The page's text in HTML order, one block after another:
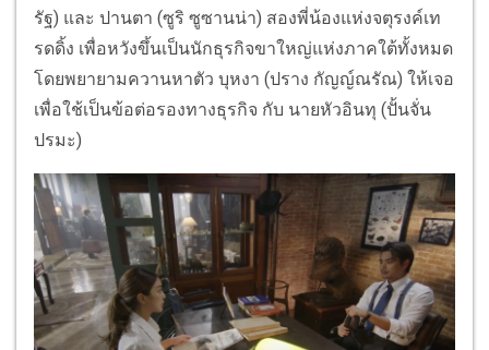
รัฐ) และ ปานตา (ซูริ ซูซานน่า) สองพี่น้องแห่งจตุรงค์เท
รดดิ้ง เพื่อหวังขึ้นเป็นนักธุรกิจขาใหญ่แห่งภาคใต้ทั้งหมด
โดยพยายามควานหาตัว บุหงา (ปราง กัญญ์ณรัณ) ให้เจอ
เพื่อใช้เป็นข้อต่อรองทางธุรกิจ กับ นายหัวอินทุ (ปั้นจั่น
ปรมะ)